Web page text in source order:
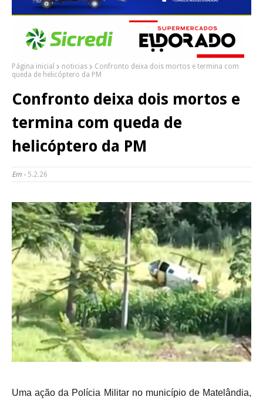
Página inicial noticias
Confronto deixa dois mortos e termina com
queda de helicóptero da PM
Confronto deixa dois mortos e
termina com queda de
helicóptero da PM
Em - 5.2.26
Uma ação da Polícia Militar no município de Matelândia,